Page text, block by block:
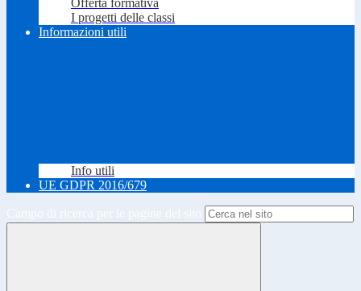
Offerta formativa
I progetti delle classi
Informazioni utili
Info utili
UE GDPR 2016/679